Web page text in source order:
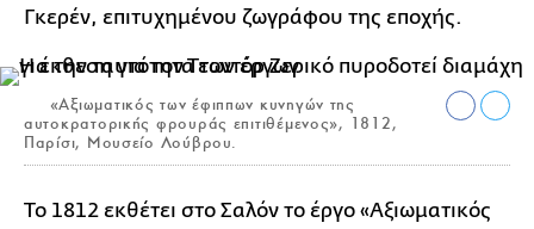
Γκερέν, επιτυχημένου ζωγράφου της εποχής.
«Αξιωματικός των έφιππων κυνηγών της
αυτοκρατορικής φρουράς επιτιθέμενος», 1812,
Παρίσι, Μουσείο Λούβρου.
To 1812 εκθέτει στο Σαλόν το έργο «Αξιωματικός